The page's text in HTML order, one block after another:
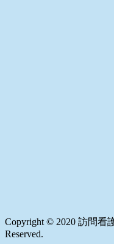
Copyright © 2020 訪問看
Reserved.